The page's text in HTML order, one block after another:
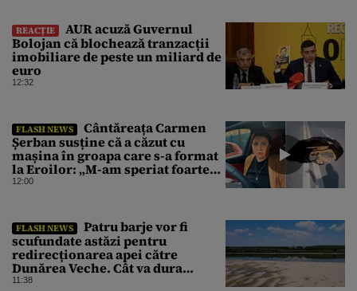
REACȚIE
AUR acuză Guvernul
Bolojan că blochează tranzacții
imobiliare de peste un miliard de
euro
12:32
FLASH NEWS
Cântăreața Carmen
Șerban susține că a căzut cu
mașina în groapa care s-a format
la Eroilor: „M-am speriat foarte
tare”
12:00
FLASH NEWS
Patru barje vor fi
scufundate astăzi pentru
redirecționarea apei către
Dunărea Veche. Cât va dura
operațiunea
11:38